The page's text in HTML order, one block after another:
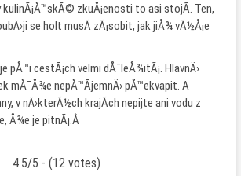
zkuÅ¡enosti to asi stojÃ­. Ten,
se holt musÃ­ zÃ¡sobit, jak jiÅ¾ vÃ½Å¡e
pÅ™i cestÃ¡ch velmi dÅ¯leÅ¾itÃ¡. HlavnÄ›
mÅ¯Å¾e nepÅ™Ã­jemnÄ› pÅ™ekvapit. A
v nÄ›kterÃ½ch krajÃ­ch nepijte ani vodu z
Å¾e je pitnÃ¡.Â
4.5/5 - (12 votes)